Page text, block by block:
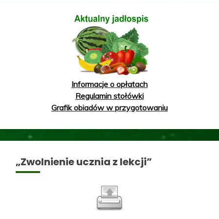
Informacje o opłatach
Regulamin stołówki
Grafik obiadów w przygotowaniu
„Zwolnienie ucznia z lekcji”